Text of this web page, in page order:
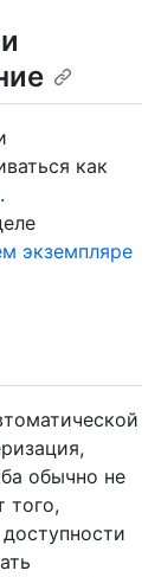
как
экземпляре
обычно не
того,